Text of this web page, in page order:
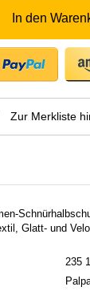
In den
Zur Merkliste
Glatt- und
235